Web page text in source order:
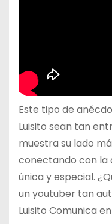
Este tipo de
Luisito sean tan
muestra su lado
conectando con la
única y especial.
un youtuber tan
Luisito Comunica